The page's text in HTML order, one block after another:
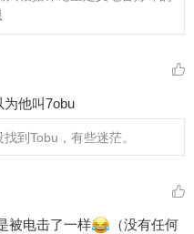
为他叫7obu
到Tobu，有些迷茫。
被电击了一样
（没有任何